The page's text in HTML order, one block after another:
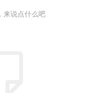
来说点什么吧